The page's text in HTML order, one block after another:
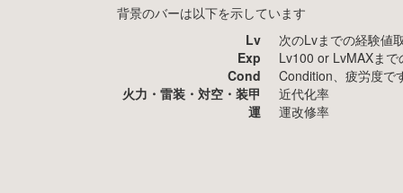
背景のバーは以下を示しています
Lv
次のLvまでの経験値
Exp
Lv100 or LvMAXま
Cond
Condition、疲労度で
火力・雷装・対空・装甲
近代化率
運
運改修率